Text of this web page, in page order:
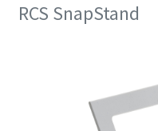
RCS SnapStand